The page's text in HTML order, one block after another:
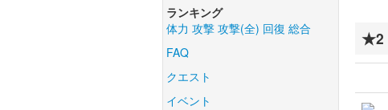
ランキング
体力 攻撃 攻撃(全) 回復 総合
FAQ
クエスト
イベント
★2